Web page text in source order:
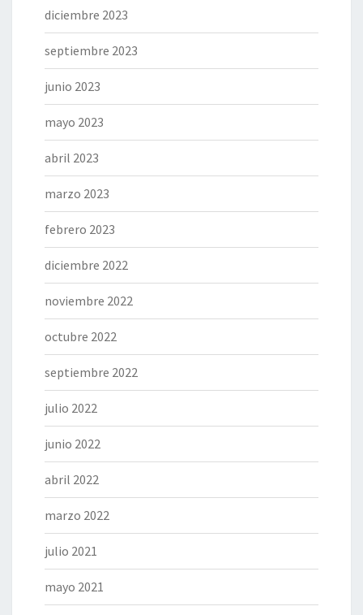
diciembre 2023
septiembre 2023
junio 2023
mayo 2023
abril 2023
marzo 2023
febrero 2023
diciembre 2022
noviembre 2022
octubre 2022
septiembre 2022
julio 2022
junio 2022
abril 2022
marzo 2022
julio 2021
mayo 2021